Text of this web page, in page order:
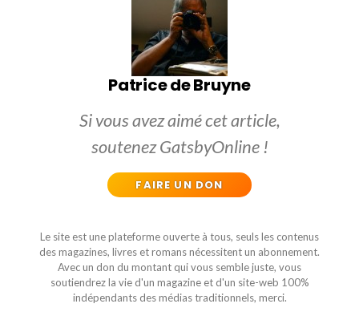
Patrice de Bruyne
Si vous avez aimé cet article,
soutenez GatsbyOnline !
FAIRE UN DON
Le site est une plateforme ouverte à tous, seuls les contenus
des magazines, livres et romans nécessitent un abonnement.
Avec un don du montant qui vous semble juste, vous
soutiendrez la vie d'un magazine et d'un site-web 100%
indépendants des médias traditionnels, merci.